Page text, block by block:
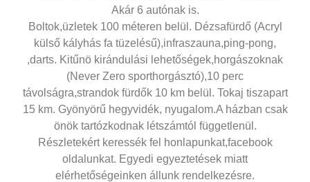
Akár 6 autónak is.
Boltok,üzletek 100 méteren belül. Dézsafürdő (Acryl
külső kályhás fa tüzelésű),infraszauna,ping-pong,
,darts. Kitűnö kirándulási lehetőségek,horgászoknak
(Never Zero sporthorgásztó),10 perc
távolságra,strandok fürdők 10 km belül. Tokaj tiszapart
15 km. Gyönyörű hegyvidék, nyugalom.A házban csak
önök tartózkodnak létszámtól függetlenül.
Részletekért keressék fel honlapunkat,facebook
oldalunkat. Egyedi egyeztetések miatt
elérhetőségeinken állunk rendelkezésre.